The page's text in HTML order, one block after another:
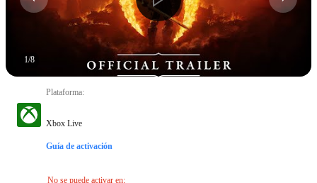
1/8
Plataforma:
Xbox Live
Guía de activación
No se puede activar en: